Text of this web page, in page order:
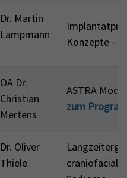
Dr. Martin
Lampmann
Konzepte -
OA Dr.
Christian
Mertens
ASTRA
zum
Dr. Oliver
Thiele
craniofacialer